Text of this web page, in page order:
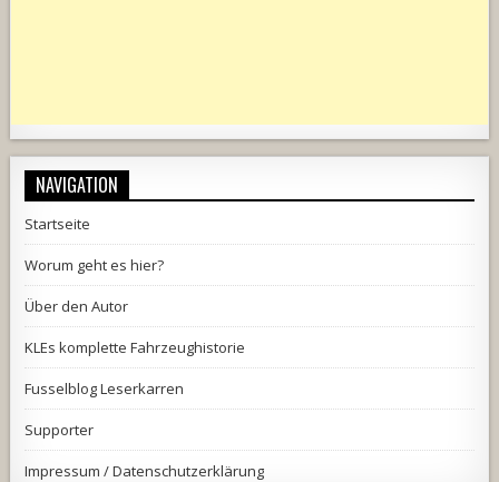
NAVIGATION
Startseite
Worum geht es hier?
Über den Autor
KLEs komplette Fahrzeughistorie
Fusselblog Leserkarren
Supporter
Impressum / Datenschutzerklärung